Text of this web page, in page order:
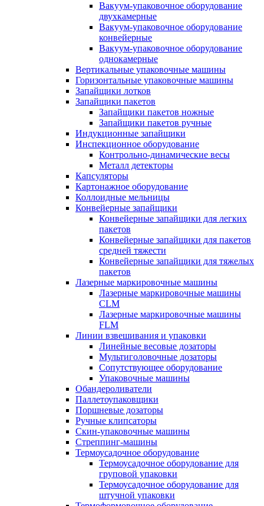
Вакуум-упаковочное оборудование
двухкамерные
Вакуум-упаковочное оборудование
конвейерные
Вакуум-упаковочное оборудование
однокамерные
Вертикальные упаковочные машины
Горизонтальные упаковочные машины
Запайщики лотков
Запайщики пакетов
Запайщики пакетов ножные
Запайщики пакетов ручные
Индукционные запайщики
Инспекционное оборудование
Контрольно-динамические весы
Металл детекторы
Капсуляторы
Картонажное оборудование
Коллоидные мельницы
Конвейерные запайщики
Конвейерные запайщики для легких
пакетов
Конвейерные запайщики для пакетов
средней тяжести
Конвейерные запайщики для тяжелых
пакетов
Лазерные маркировочные машины
Лазерные маркировочные машины
CLM
Лазерные маркировочные машины
FLM
Линии взвешивания и упаковки
Линейные весовые дозаторы
Мультиголовочные дозаторы
Сопутствующее оборудование
Упаковочные машины
Обандероливатели
Паллетоупаковщики
Поршневые дозаторы
Ручные клипсаторы
Скин-упаковочные машины
Стреппинг-машины
Термоусадочное оборудование
Термоусадочное оборудование для
груповой упаковки
Термоусадочное оборудование для
штучной упаковки